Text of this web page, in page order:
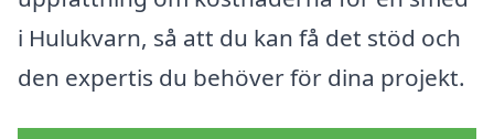
i Hulukvarn, så att du kan få det stöd och
den expertis du behöver för dina projekt.